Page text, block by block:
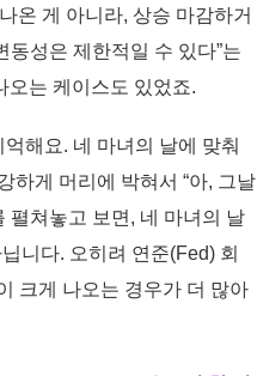
온 게 아니라, 상승 마감하거
성은 제한적일 수 있다”는
오는 케이스도 있었죠.
해요. 네 마녀의 날에 맞춰
하게 머리에 박혀서 “아, 그날
펼쳐놓고 보면, 네 마녀의 날
니다. 오히려 연준(Fed) 회
크게 나오는 경우가 더 많아